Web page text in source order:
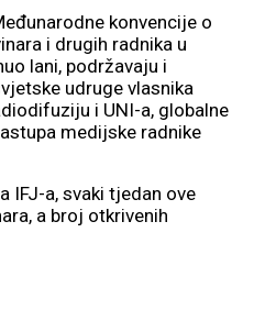
konvencije o
i drugih radnika u
lani, podržavaju i
udruge vlasnika
i UNI-a, globalne
medijske radnike
IFJ-a, svaki tjedan ove
a broj otkrivenih